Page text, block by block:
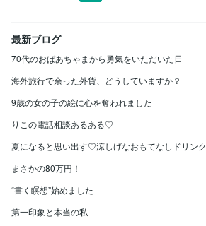
最新ブログ
70代のおばあちゃまから勇気をいただいた日
海外旅行で余った外貨、どうしていますか？
9歳の女の子の絵に心を奪われました
りこの電話相談あるある♡
夏になると思い出す♡涼しげなおもてなしドリンク
まさかの80万円！
“書く瞑想”始めました
第一印象と本当の私